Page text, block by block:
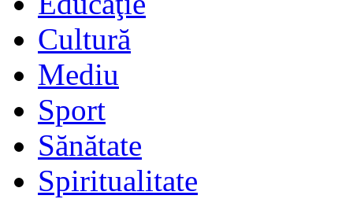
Cultură
Mediu
Sport
Sănătate
Spiritualitate